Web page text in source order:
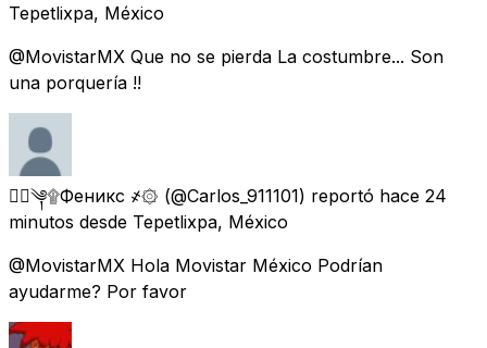
Tepetlixpa, México
@MovistarMX Que no se pierda La costumbre... Son
una porquería !!
ܔ⃢Ӭ༆۩Феникс ҂۞ (@Carlos_911101) reportó hace 24
minutos desde Tepetlixpa, México
@MovistarMX Hola Movistar México Podrían
ayudarme? Por favor